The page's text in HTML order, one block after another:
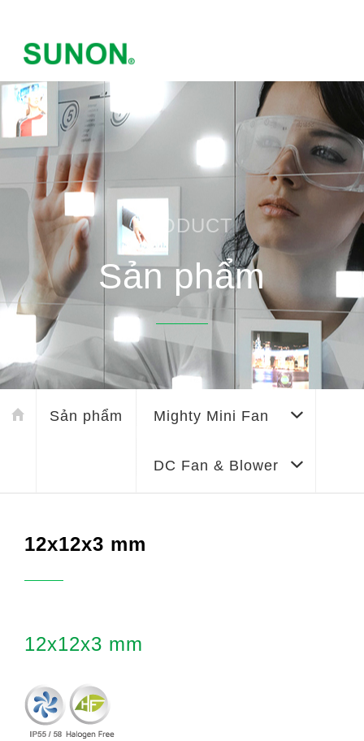
PRODUCT
Sản phẩm
Sản phẩm Mighty Mini Fan
DC Fan & Blower
12x12x3 mm
12x12x3 mm